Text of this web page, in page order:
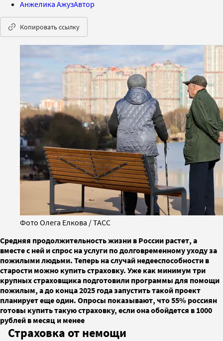
Анжелика АжузАвтор
Копировать ссылку
Фото Олега Елкова / ТАСС
Средняя продолжительность жизни в России растет, а
вместе с ней и спрос на услуги по долговременному уходу за
пожилыми людьми. Теперь на случай недееспособности в
старости можно купить страховку. Уже как минимум три
крупных страховщика подготовили программы для помощи
пожилым, а до конца 2025 года запустить такой проект
планирует еще один. Опросы показывают, что 55% россиян
готовы купить такую страховку, если она обойдется в 1000
рублей в месяц и менее
Страховка от немощи